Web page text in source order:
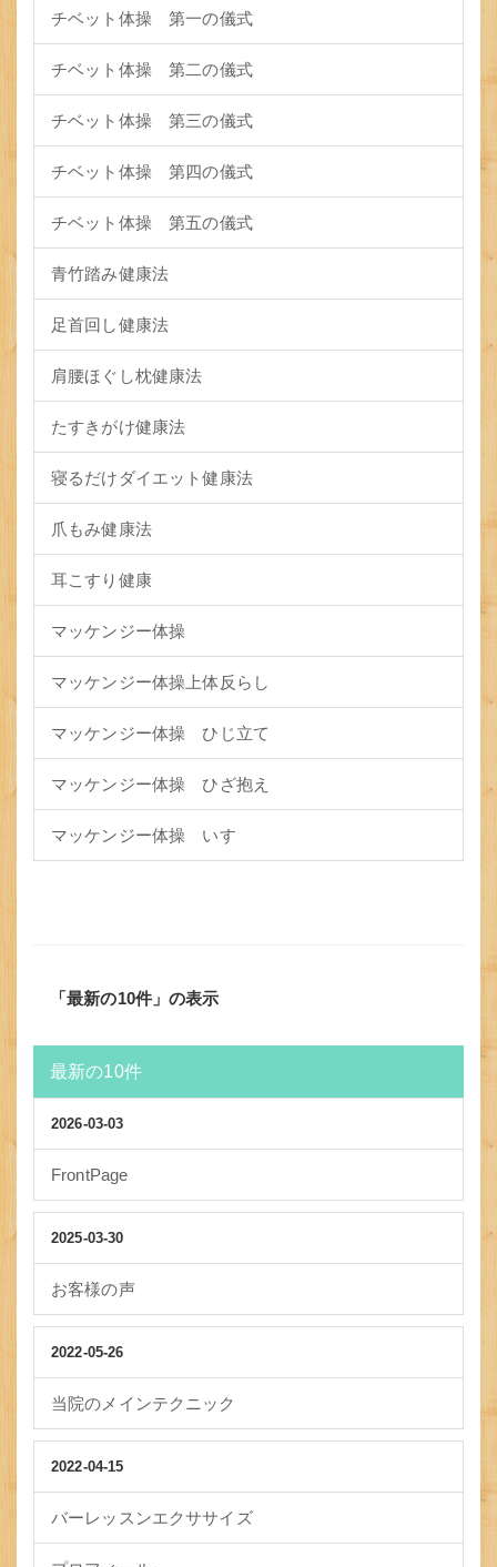
チベット体操 第一の儀式
チベット体操 第二の儀式
チベット体操 第三の儀式
チベット体操 第四の儀式
チベット体操 第五の儀式
青竹踏み健康法
足首回し健康法
肩腰ほぐし枕健康法
たすきがけ健康法
寝るだけダイエット健康法
爪もみ健康法
耳こすり健康
マッケンジー体操
マッケンジー体操上体反らし
マッケンジー体操 ひじ立て
マッケンジー体操 ひざ抱え
マッケンジー体操 いす
「最新の10件」の表示
最新の10件
2026-03-03
FrontPage
2025-03-30
お客様の声
2022-05-26
当院のメインテクニック
2022-04-15
バーレッスンエクササイズ